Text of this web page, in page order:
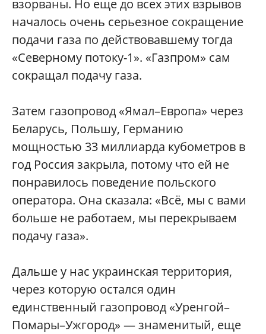
взорваны. Но еще до всех этих взрывов
началось очень серьезное сокращение
подачи газа по действовавшему тогда
«Северному потоку-1». «Газпром» сам
сокращал подачу газа.
Затем газопровод «Ямал–Европа» через
Беларусь, Польшу, Германию
мощностью 33 миллиарда кубометров в
год Россия закрыла, потому что ей не
понравилось поведение польского
оператора. Она сказала: «Всё, мы с вами
больше не работаем, мы перекрываем
подачу газа».
Дальше у нас украинская территория,
через которую остался один
единственный газопровод «Уренгой–
Помары–Ужгород» — знаменитый, еще